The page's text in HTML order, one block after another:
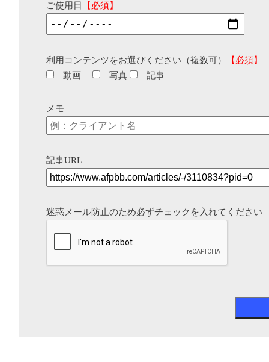
ご使用日 【必須】
利用コンテンツをお選びください（複数可）
【必須】
動画
写真 記事
メモ
記事URL
迷惑メール防止のため必ずチェックを入れてください